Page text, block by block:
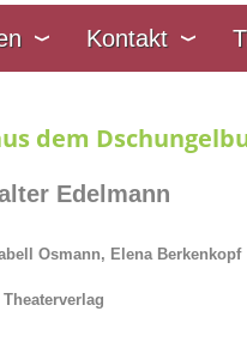
Kontakt
dem
Edelmann
Osmann, Elena Berkenkopf